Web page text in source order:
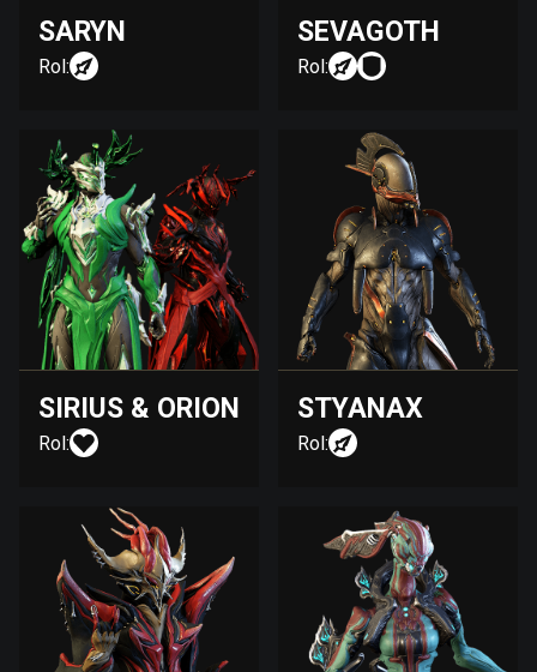
SARYN
Rol:
SEVAGOTH
Rol:
SIRIUS & ORION
Rol:
STYANAX
Rol: